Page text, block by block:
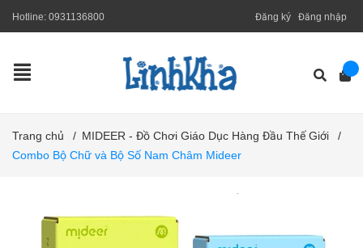
Hotline: 0931136800 Đăng ký Đăng nhập
Trang chủ / MIDEER - Đồ Chơi Giáo Dục Hàng Đầu Thế Giới
/
Combo Bộ Chữ và Bộ Số Nam Châm Mideer